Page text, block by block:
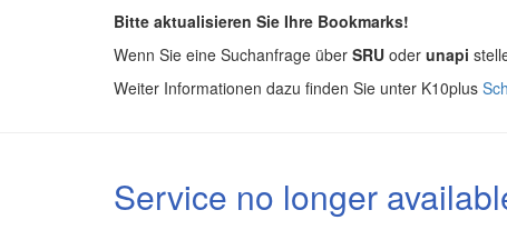
Bitte aktualisieren Sie Ihre Bookmarks!
Wenn Sie eine Suchanfrage über SRU oder unapi
Weiter Informationen dazu finden Sie unter K10plus
Service no longer